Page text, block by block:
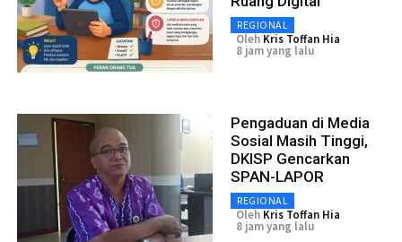
REGIONAL
Oleh Kris Toffan Hia
8 jam yang lalu
Pengaduan di Media
Sosial Masih Tinggi,
DKISP Gencarkan
SPAN-LAPOR
REGIONAL
Oleh Kris Toffan Hia
8 jam yang lalu